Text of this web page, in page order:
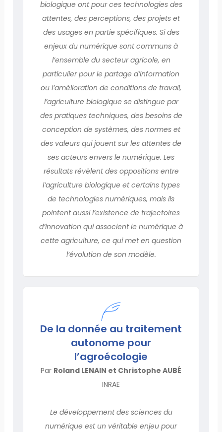
biologique ont pour ces technologies des
attentes, des perceptions, des projets et
des usages en partie spécifiques. Si des
enjeux du numérique sont communs à
l’ensemble du secteur agricole, en
particulier pour le partage d’information
ou l’amélioration de conditions de travail,
l’agriculture biologique se distingue par
des pratiques techniques, des besoins de
conception de systèmes, des normes et
des valeurs qui jouent sur les attentes de
ses acteurs envers le numérique. Les
résultats révèlent des oppositions entre
l’agriculture biologique et certains types
de technologies numériques, mais ils
pointent aussi l’existence de trajectoires
d’innovation qui associent le numérique à
cette agriculture, ce qui met en question
l’évolution de son modèle.
De la donnée au traitement
autonome pour
l’agroécologie
Par Roland LENAIN et Christophe AUBÉ
INRAE
Le développement des sciences du
numérique est un véritable enjeu pour